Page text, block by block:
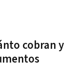
cobran y